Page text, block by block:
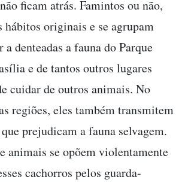
ficam atrás. Famintos ou não,
hábitos originais e se agrupam
a denteadas a fauna do Parque
e de tantos outros lugares
cuidar de outros animais. No
regiões, eles também transmitem
prejudicam a fauna selvagem.
animais se opõem violentamente
cachorros pelos guarda-